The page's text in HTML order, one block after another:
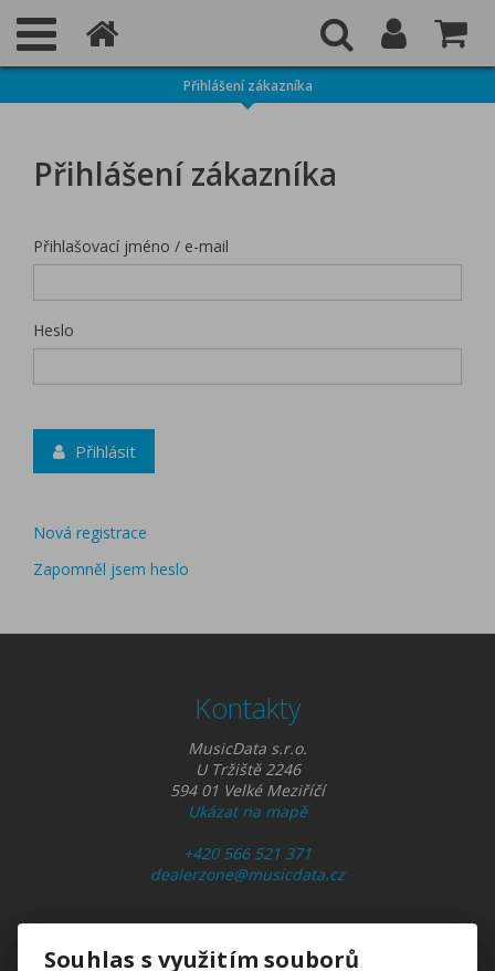
Přihlášení zákazníka
Přihlášení zákazníka
Přihlašovací jméno / e-mail
Heslo
Přihlásit
Nová registrace
Zapomněl jsem heslo
Kontakty
MusicData s.r.o.
U Tržiště 2246
594 01 Velké Meziříčí
Ukázat na mapě
+420 566 521 371
dealerzone@musicdata.cz
Souhlas s využitím souborů